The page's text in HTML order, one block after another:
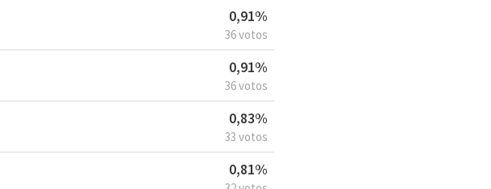
0,91%
36 votos
0,91%
36 votos
0,83%
33 votos
0,81%